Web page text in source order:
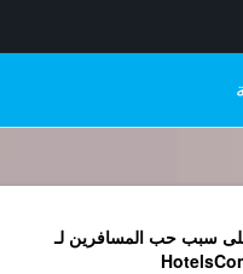
سبب حب المسافرين لـ